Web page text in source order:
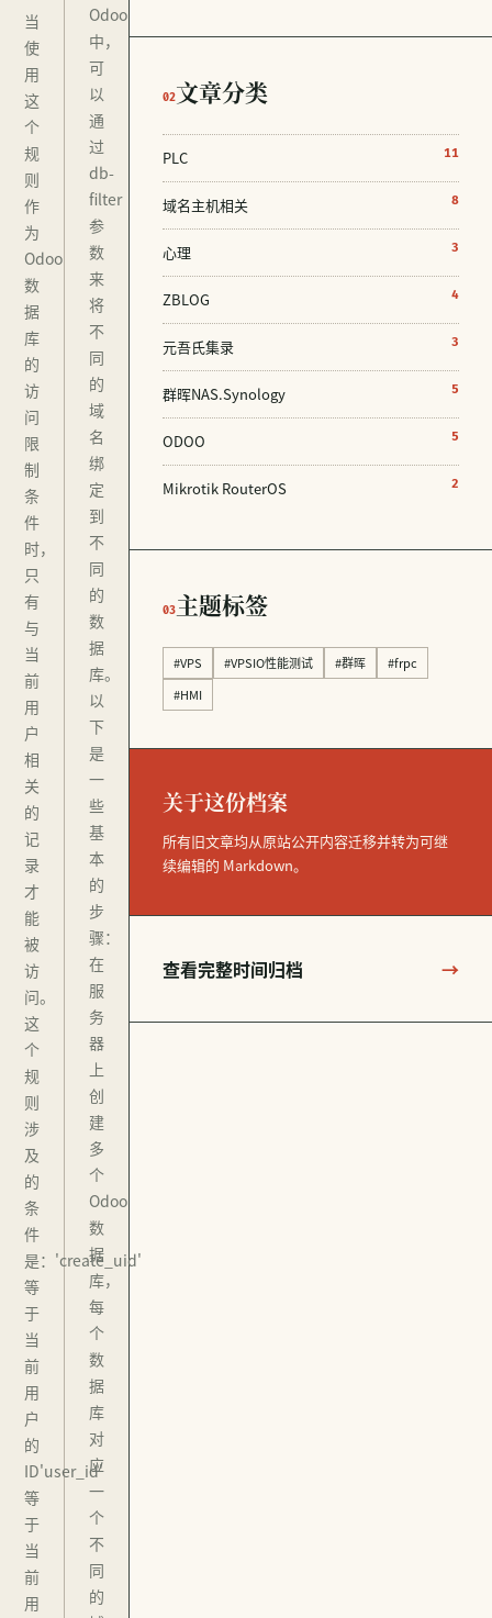
当
使
用
这
个
规
则
作
为
Odoo
数
据
库
的
访
问
限
制
条
件
时，
只
有
与
当
前
用
户
相
关
的
记
录
才
能
被
访
问。
这
个
规
则
涉
及
的
条
件
是：'create_uid'
等
于
当
前
用
户
的
ID'user_id'
等
于
当
前
用
Odoo
中，
可
以
通
过
db-
filter
参
数
来
将
不
同
的
域
名
绑
定
到
不
同
的
数
据
库。
以
下
是
一
些
基
本
的
步
骤：
在
服
务
器
上
创
建
多
个
Odoo
数
据
库，
每
个
数
据
库
对
应
一
个
不
同
的
02文章分类
PLC 11
域名主机相关 8
心理 3
ZBLOG 4
元吾氏集录 3
群晖NAS.Synology 5
ODOO 5
Mikrotik RouterOS 2
03主题标签
#VPS #VPSIO性能测试 #群晖
#frpc
#HMI
关于这份档案
所有旧文章均从原站公开内容迁移并转为可继
续编辑的 Markdown。
查看完整时间归档 →